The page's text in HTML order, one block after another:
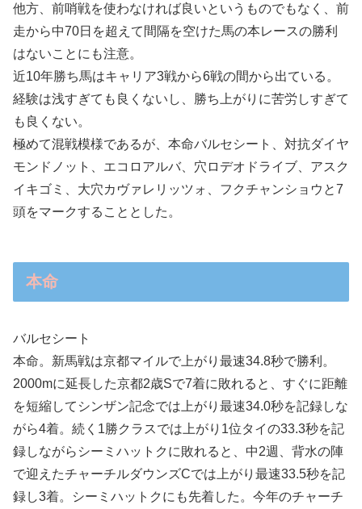
他方、前哨戦を使わなければ良いというものでもなく、前
走から中70日を超えて間隔を空けた馬の本レースの勝利
はないことにも注意。
近10年勝ち馬はキャリア3戦から6戦の間から出ている。
経験は浅すぎても良くないし、勝ち上がりに苦労しすぎて
も良くない。
極めて混戦模様であるが、本命バルセシート、対抗ダイヤ
モンドノット、エコロアルバ、穴ロデオドライブ、アスク
イキゴミ、大穴カヴァレリッツォ、フクチャンショウと7
頭をマークすることとした。
本命
バルセシート
本命。新馬戦は京都マイルで上がり最速34.8秒で勝利。
2000mに延長した京都2歳Sで7着に敗れると、すぐに距離
を短縮してシンザン記念では上がり最速34.0秒を記録しな
がら4着。続く1勝クラスでは上がり1位タイの33.3秒を記
録しながらシーミハットクに敗れると、中2週、背水の陣
で迎えたチャーチルダウンズCでは上がり最速33.5秒を記
録し3着。シーミハットクにも先着した。今年のチャーチ